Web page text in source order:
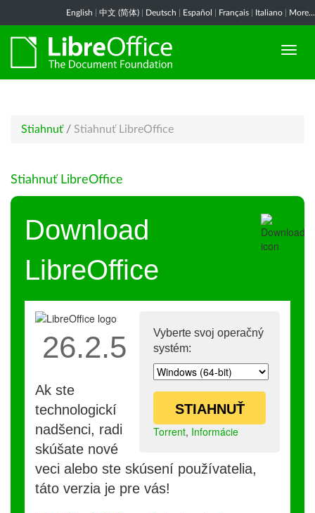
English 中文 (简体) Deutsch Español Français Italiano More...
Stiahnuť / Stiahnuť LibreOffice
Stiahnuť LibreOffice
Download
LibreOffice
Vyberte svoj operačný
systém:
STIAHNUŤ
Torrent, Informácie
26.2.5
Ak ste
technologickí
nadšenci, radi
skúšate nové
veci alebo ste skúsení používatelia,
táto verzia je pre vás!